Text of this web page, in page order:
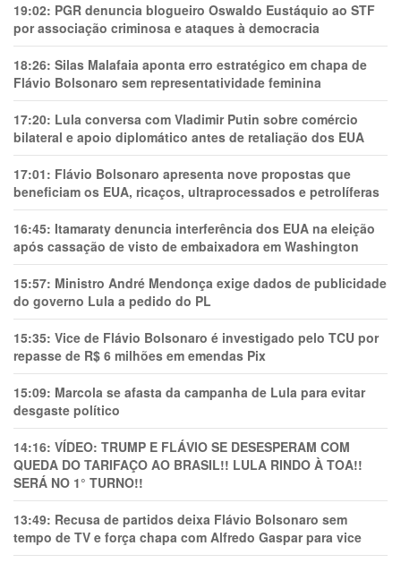
19:02: PGR denuncia blogueiro Oswaldo Eustáquio ao STF
por associação criminosa e ataques à democracia
18:26: Silas Malafaia aponta erro estratégico em chapa de
Flávio Bolsonaro sem representatividade feminina
17:20: Lula conversa com Vladimir Putin sobre comércio
bilateral e apoio diplomático antes de retaliação dos EUA
17:01: Flávio Bolsonaro apresenta nove propostas que
beneficiam os EUA, ricaços, ultraprocessados e petrolíferas
16:45: Itamaraty denuncia interferência dos EUA na eleição
após cassação de visto de embaixadora em Washington
15:57: Ministro André Mendonça exige dados de publicidade
do governo Lula a pedido do PL
15:35: Vice de Flávio Bolsonaro é investigado pelo TCU por
repasse de R$ 6 milhões em emendas Pix
15:09: Marcola se afasta da campanha de Lula para evitar
desgaste político
14:16: VÍDEO: TRUMP E FLÁVIO SE DESESPERAM COM
QUEDA DO TARIFAÇO AO BRASIL!! LULA RINDO À TOA!!
SERÁ NO 1° TURNO!!
13:49: Recusa de partidos deixa Flávio Bolsonaro sem
tempo de TV e força chapa com Alfredo Gaspar para vice